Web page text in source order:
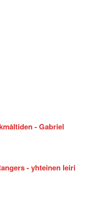
- Gabriel
- yhteinen leiri